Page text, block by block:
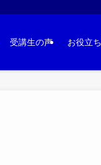
受講生の声 お役立